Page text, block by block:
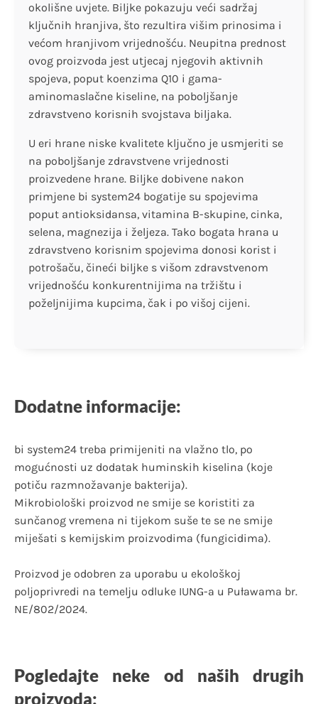
okolišne uvjete. Biljke pokazuju veći sadržaj
ključnih hranjiva, što rezultira višim prinosima i
većom hranjivom vrijednošću. Neupitna prednost
ovog proizvoda jest utjecaj njegovih aktivnih
spojeva, poput koenzima Q10 i gama-
aminomaslačne kiseline, na poboljšanje
zdravstveno korisnih svojstava biljaka.
U eri hrane niske kvalitete ključno je usmjeriti se
na poboljšanje zdravstvene vrijednosti
proizvedene hrane. Biljke dobivene nakon
primjene bi system24 bogatije su spojevima
poput antioksidansa, vitamina B-skupine, cinka,
selena, magnezija i željeza. Tako bogata hrana u
zdravstveno korisnim spojevima donosi korist i
potrošaču, čineći biljke s višom zdravstvenom
vrijednošću konkurentnijima na tržištu i
poželjnijima kupcima, čak i po višoj cijeni.
Dodatne informacije:
bi system24 treba primijeniti na vlažno tlo, po
mogućnosti uz dodatak huminskih kiselina (koje
potiču razmnožavanje bakterija).
Mikrobiološki proizvod ne smije se koristiti za
sunčanog vremena ni tijekom suše te se ne smije
miješati s kemijskim proizvodima (fungicidima).
Proizvod je odobren za uporabu u ekološkoj
poljoprivredi na temelju odluke IUNG-a u Puławama br.
NE/802/2024.
Pogledajte neke od naših drugih
proizvoda: